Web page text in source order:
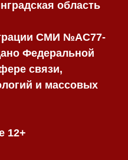
область
СМИ №AC77-
Федеральной
связи,
и массовых
12+